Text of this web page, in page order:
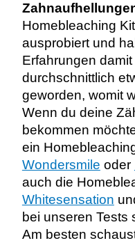
Homebleaching
ausprobiert und
Erfahrungen
durchschnittlich
geworden, womit
Wenn du deine
bekommen
ein
Wondersmile oder
auch die
Whitesensation
bei unseren Tests
Am besten